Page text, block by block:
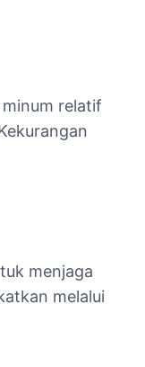
relatif
menjaga
melalui